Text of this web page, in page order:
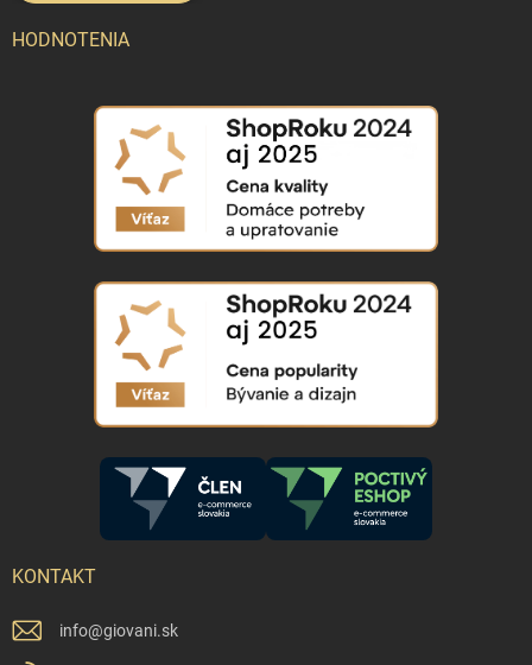
HODNOTENIA
KONTAKT
info@giovani.sk